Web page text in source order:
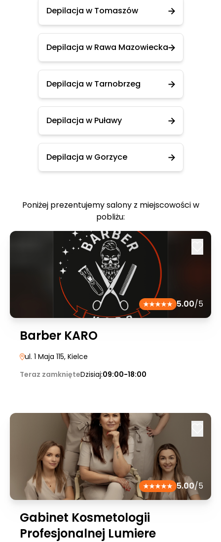
Depilacja w Tomaszów
Depilacja w Rawa Mazowiecka
Depilacja w Tarnobrzeg
Depilacja w Puławy
Depilacja w Gorzyce
Poniżej prezentujemy salony z miejscowości w
pobliżu:
5.00/5
Barber KARO
ul. 1 Maja 115, Kielce
Teraz zamknięteDzisiaj:09:00-18:00
5.00/5
Gabinet Kosmetologii
Profesjonalnej Lumiere